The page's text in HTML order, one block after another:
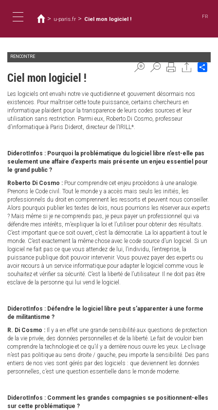
main
navigation
are
here
> u-paris.fr > Ciel mon logiciel ! FR
RENCONTRE
Ciel mon logiciel !
Les logiciels ont envahi notre vie quotidienne et gouvernent désormais nos
existences. Pour maîtriser cette toute puissance, certains chercheurs en
informatique plaident pour la transparence de leurs codes sources et leur
utilisation sans restriction. Parmi eux, Roberto Di Cosmo, professeur
d’informatique à Paris Diderot, directeur de l’IRILL*.
DiderotInfos : Pourquoi la problématique du logiciel libre n’est-elle pas
seulement une affaire d’experts mais présente un enjeu essentiel pour
le grand public ?
Roberto Di Cosmo : Pour comprendre cet enjeu procèdons à une analogie.
Prenons le Code civil. Tout le monde y a accès mais seuls les initiés, les
professionnels du droit en comprennent les ressorts et peuvent nous conseiller.
Alors pourquoi publier les textes de lois, nous pourrions les réserver aux experts
? Mais même si je ne comprends pas, je peux payer un professionnel qui va
défendre mes intérêts, m’expliquer la loi et l’utiliser pour obtenir des résultats.
C’est important que ce soit ouvert, c’est la démocratie. La loi appartient à tout le
monde. C’est exactement la même chose avec le code source d’un logiciel. Si un
logiciel ne fait pas ce que vous attendez de lui, l’individu, l’entreprise, la
puissance publique doit pouvoir intervenir. Vous pouvez payer des experts ou
avoir recours à un service informatique pour adapter le logiciel comme vous le
souhaitez et vérifier sa sécurité. C’est la liberté de l’utilisateur. Il ne doit pas être
esclave de la personne qui lui vend le logiciel.
DiderotInfos : Défendre le logiciel libre peut s’apparenter à une forme
de militantisme ?
R. Di Cosmo : Il y a en effet une grande sensibilité aux questions de protection
de la vie privée, des données personnelles et de la liberté. Le fait de vouloir bien
comprendre la technologie et ce qu’il y a derrière nous ouvre les yeux. Le clivage
n’est pas politique au sens droite / gauche, peu importe la sensibilité. Des pans
entiers de nos vies sont gérés par des logiciels : que deviennent les données
personnelles, c’est une question essentielle dans le monde moderne.
DiderotInfos : Comment les grandes compagnies se positionnent-elles
sur cette problématique ?